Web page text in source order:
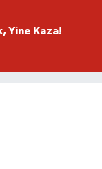
Yine Kaza!